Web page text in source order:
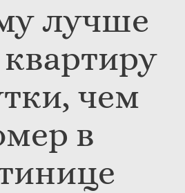
лучше
чем
в